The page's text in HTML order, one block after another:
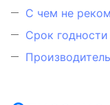
С чем не
Срок годности
Производитель